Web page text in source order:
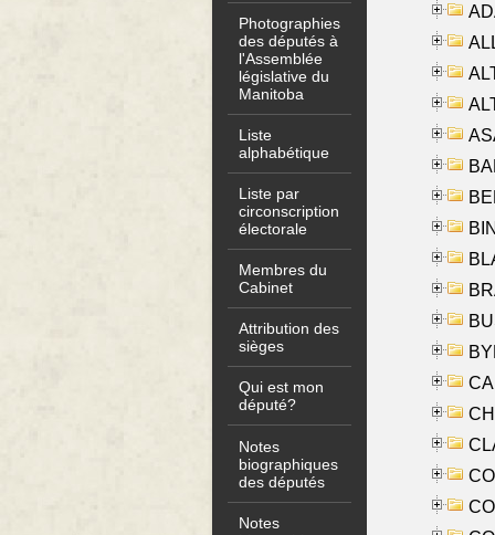
Photographies
des députés à
l'Assemblée
législative du
Manitoba
Liste
alphabétique
Liste par
circonscription
électorale
Membres du
Cabinet
Attribution des
sièges
Qui est mon
député?
Notes
biographiques
des députés
Notes